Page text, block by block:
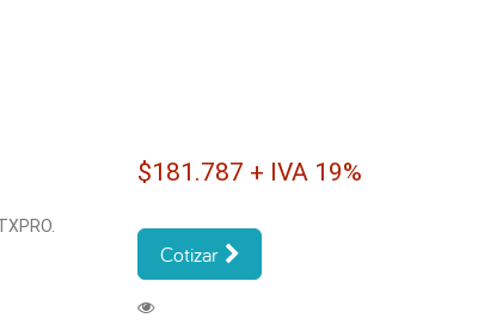
$181.787 + IVA 19%
Cotizar